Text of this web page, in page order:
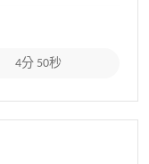
4分 50秒